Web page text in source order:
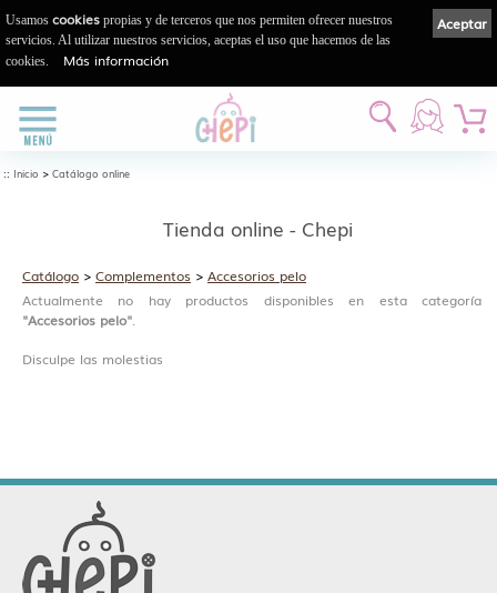
:: Inicio > Catálogo online
Tienda online - Chepi
Catálogo > Complementos > Accesorios pelo
Actualmente no hay productos disponibles en esta categoría
"Accesorios pelo".
Disculpe las molestias
Aceptar
Usamos cookies propias y de terceros que nos permiten ofrecer nuestros
servicios. Al utilizar nuestros servicios, aceptas el uso que hacemos de las
cookies.
Más información